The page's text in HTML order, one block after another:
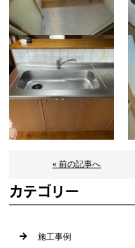
« 前の記事へ
カテゴリー
施工事例